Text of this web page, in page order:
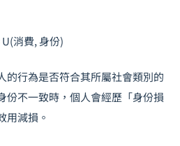
U(消費, 身份)
的行為是否符合其所屬社會類別的
份不一致時，個人會經歷「身份損
減損。